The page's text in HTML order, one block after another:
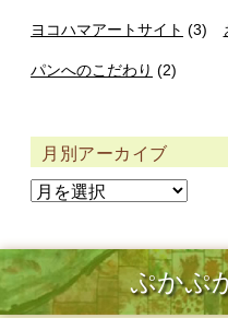
ヨコハマアートサイト (3)
パンへのこだわり (2)
月別アーカイブ
ぷかぷ